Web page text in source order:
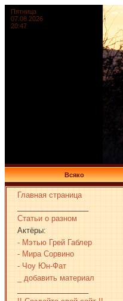
Пятница
07.08.2026
20:47
Всяко
Главная страница
Статьи о разном
Актёры:
- Мэтью Грей Габлер
- Мира Сорвино
- Чоу Юн-Фат
_ добавить материал